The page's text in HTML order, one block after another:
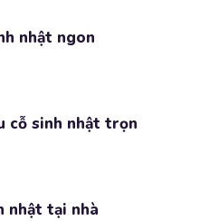
nhật ngon
cỗ sinh nhật trọn
nhật tại nhà